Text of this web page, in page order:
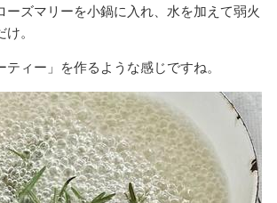
ーズマリーを小鍋に入れ、水を加えて弱火
。
ティー」を作るような感じですね。